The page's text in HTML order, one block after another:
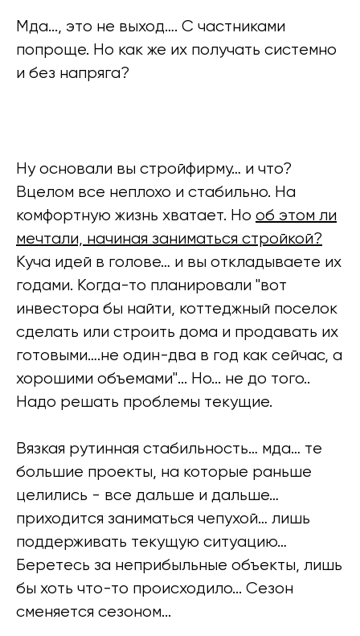
Мда..., это не выход…. С частниками
попроще. Но как же их получать системно
и без напряга?
Ну основали вы стройфирму… и что?
Вцелом все неплохо и стабильно. На
комфортную жизнь хватает. Но об этом ли
мечтали, начиная заниматься стройкой?
Куча идей в голове… и вы откладываете их
годами. Когда-то планировали "вот
инвестора бы найти, коттеджный поселок
сделать или строить дома и продавать их
готовыми….не один-два в год как сейчас, а
хорошими объемами"... Но... не до того..
Надо решать проблемы текущие.
Вязкая рутинная стабильность… мда… те
большие проекты, на которые раньше
целились - все дальше и дальше…
приходится заниматься чепухой… лишь
поддерживать текущую ситуацию…
Беретесь за неприбыльные объекты, лишь
бы хоть что-то происходило... Сезон
сменяется сезоном...